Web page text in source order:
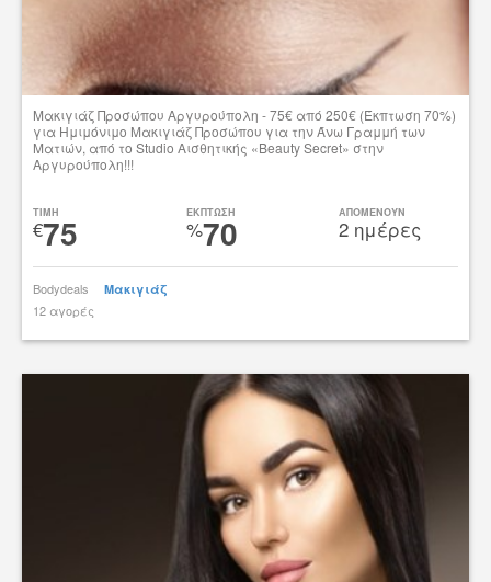
Μακιγιάζ Προσώπου Αργυρούπολη - 75€ από 250€ (Έκπτωση 70%)
για Ημιμόνιμο Μακιγιάζ Προσώπου για την Άνω Γραμμή των
Ματιών, από το Studio Αισθητικής «Beauty Secret» στην
Αργυρούπολη!!!
TIMH
€75 ΕΚΠΤΩΣΗ
%70 ΑΠΟΜΕΝΟΥΝ
2 ημέρες
Bodydeals Μακιγιάζ
12 αγορές
tsibato